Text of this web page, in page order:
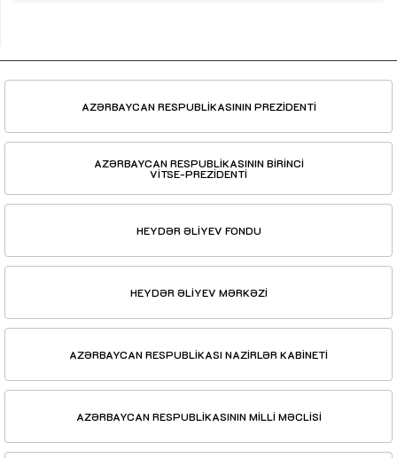
AZƏRBAYCAN RESPUBLİKASININ PREZİDENTİ
AZƏRBAYCAN RESPUBLİKASININ BİRİNCİ
VİTSE-PREZİDENTİ
HEYDƏR ƏLİYEV FONDU
HEYDƏR ƏLİYEV MƏRKƏZİ
AZƏRBAYCAN RESPUBLİKASI NAZİRLƏR KABİNETİ
AZƏRBAYCAN RESPUBLİKASININ MİLLİ MƏCLİSİ